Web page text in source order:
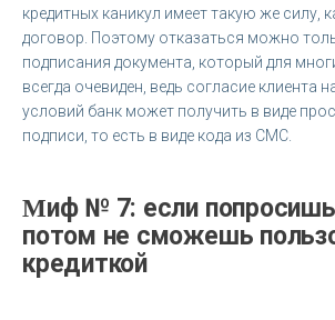
кредитных каникул имеет такую же силу,
договор. Поэтому отказаться можно
подписания документа, который для
всегда очевиден, ведь согласие клиента
условий банк может получить в виде
подписи, то есть в виде кода из СМС.
Миф № 7: если попросишь каникулы,
потом не сможешь
кредиткой